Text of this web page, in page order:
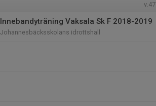
v.47
Innebandyträning Vaksala Sk F 2018-2019
Johannesbäcksskolans idrottshall